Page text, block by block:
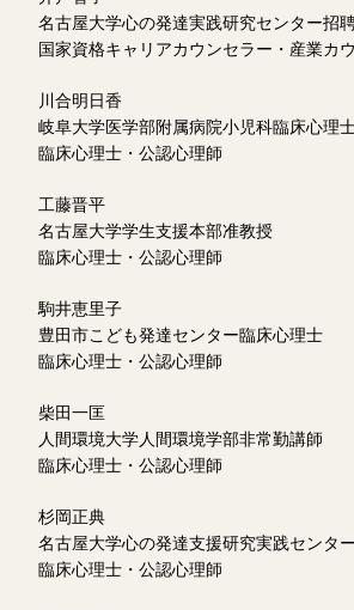
名古屋大学心の発達実践研究センター招
国家資格キャリアカウンセラー・産業カ
川合明日香
岐阜大学医学部附属病院小児科臨床心理
臨床心理士・公認心理師
工藤晋平
名古屋大学学生支援本部准教授
臨床心理士・公認心理師
駒井恵里子
豊田市こども発達センター臨床心理士
臨床心理士・公認心理師
柴田一匡
人間環境大学人間環境学部非常勤講師
臨床心理士・公認心理師
杉岡正典
名古屋大学心の発達支援研究実践センタ
臨床心理士・公認心理師